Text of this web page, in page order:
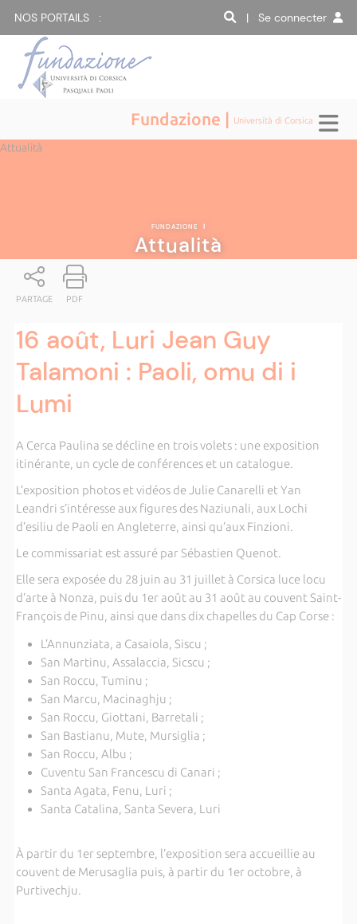
NOS PORTAILS : | Se connecter
Fundazione | Università di Corsica
Attualità
FUNDAZIONE |
Attualità
PARTAGE PDF
16 août, Luri Jean Guy
Talamoni : Paoli, omu di i
Lumi
A Cerca Paulina se décline en trois volets : une exposition
itinérante, un cycle de conférences et un catalogue.
L’exposition photos et vidéos de Julie Canarelli et Yan
Leandri s’intéresse aux figures des Naziunali, aux Lochi
d’esiliu de Paoli en Angleterre, ainsi qu’aux Finzioni.
Le commissariat est assuré par Sébastien Quenot.
Elle sera exposée du 28 juin au 31 juillet à Corsica luce locu
d’arte à Nonza, puis du 1er août au 31 août au couvent Saint-
François de Pinu, ainsi que dans dix chapelles du Cap Corse :
L’Annunziata, a Casaiola, Siscu ;
San Martinu, Assalaccia, Sicscu ;
San Roccu, Tuminu ;
San Marcu, Macinaghju ;
San Roccu, Giottani, Barretali ;
San Bastianu, Mute, Mursiglia ;
San Roccu, Albu ;
Cuventu San Francescu di Canari ;
Santa Agata, Fenu, Luri ;
Santa Catalina, Santa Severa, Luri
À partir du 1er septembre, l’exposition sera accueillie au
couvent de Merusaglia puis, à partir du 1er octobre, à
Purtivechju.